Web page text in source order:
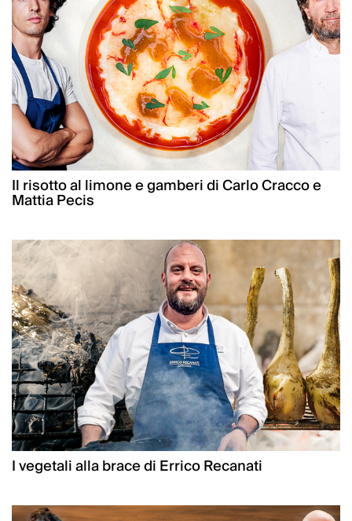
Il risotto al limone e gamberi di Carlo Cracco e
Mattia Pecis
I vegetali alla brace di Errico Recanati